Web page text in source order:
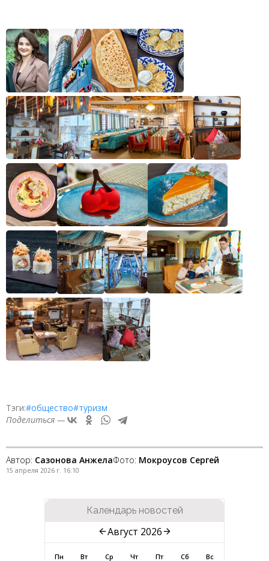
Тэги:#общество#туризм
Поделиться —
Автор: Сазонова АнжелаФото: Мокроусов Сергей
15 апреля 2026 г. 16:10
Календарь новостей
Август 2026
Пн Вт Ср Чт Пт Сб Вс